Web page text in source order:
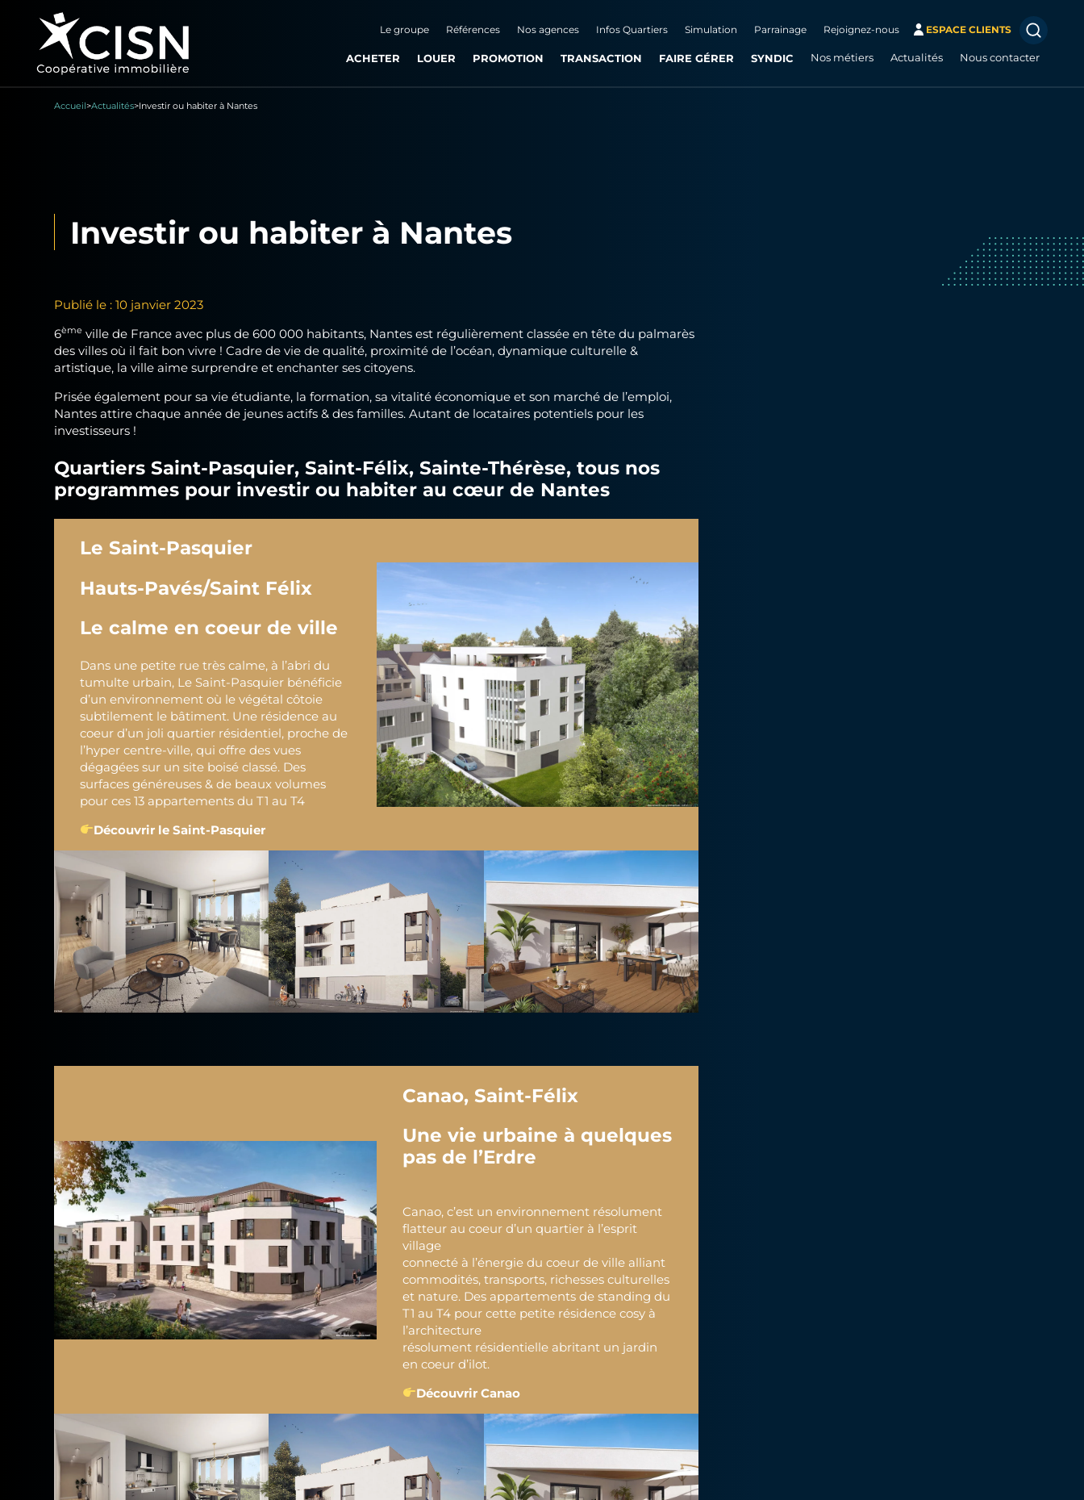
Le groupe Références Nos agences Infos Quartiers Simulation Parrainage Rejoignez-nous ESPACE CLIENTS
ACHETER LOUER PROMOTION TRANSACTION FAIRE GÉRER SYNDIC Nos métiers Actualités Nous contacter
Accueil>Actualités>Investir ou habiter à Nantes
Investir ou habiter à Nantes
Publié le : 10 janvier 2023
6ème ville de France avec plus de 600 000 habitants, Nantes est régulièrement classée en tête du palmarès
des villes où il fait bon vivre ! Cadre de vie de qualité, proximité de l’océan, dynamique culturelle &
artistique, la ville aime surprendre et enchanter ses citoyens.
Prisée également pour sa vie étudiante, la formation, sa vitalité économique et son marché de l’emploi,
Nantes attire chaque année de jeunes actifs & des familles. Autant de locataires potentiels pour les
investisseurs !
Quartiers Saint-Pasquier, Saint-Félix, Sainte-Thérèse, tous nos
programmes pour investir ou habiter au cœur de Nantes
Le Saint-Pasquier
Hauts-Pavés/Saint Félix
Le calme en coeur de ville
Dans une petite rue très calme, à l’abri du
tumulte urbain, Le Saint-Pasquier bénéficie
d’un environnement où le végétal côtoie
subtilement le bâtiment. Une résidence au
coeur d’un joli quartier résidentiel, proche de
l’hyper centre-ville, qui offre des vues
dégagées sur un site boisé classé. Des
surfaces généreuses & de beaux volumes
pour ces 13 appartements du T1 au T4
Découvrir le Saint-Pasquier
Canao, Saint-Félix
Une vie urbaine à quelques
pas de l’Erdre
Canao, c’est un environnement résolument
flatteur au coeur d’un quartier à l’esprit
village
connecté à l’énergie du coeur de ville alliant
commodités, transports, richesses culturelles
et nature. Des appartements de standing du
T1 au T4 pour cette petite résidence cosy à
l’architecture
résolument résidentielle abritant un jardin
en coeur d’ilot.
Découvrir Canao